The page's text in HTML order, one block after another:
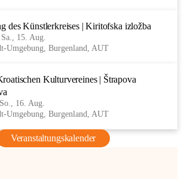
des Künstlerkreises | Kiritofska izložba
15. Aug.
Umgebung, Burgenland, AUT
Kulturvereines | Štrapova
16. Aug.
Umgebung, Burgenland, AUT
Veranstaltungskalender